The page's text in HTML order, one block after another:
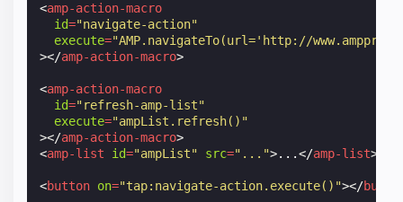
<amp-action-macro
id="navigate-action"
execute="AMP.navigateTo(url='http://
></amp-action-macro>
<amp-action-macro
id="refresh-amp-list"
execute="ampList.refresh()"
></amp-action-macro>
<amp-list id="ampList" src="...">...</amp-list>
<button on="tap:navigate-action.execute()"></